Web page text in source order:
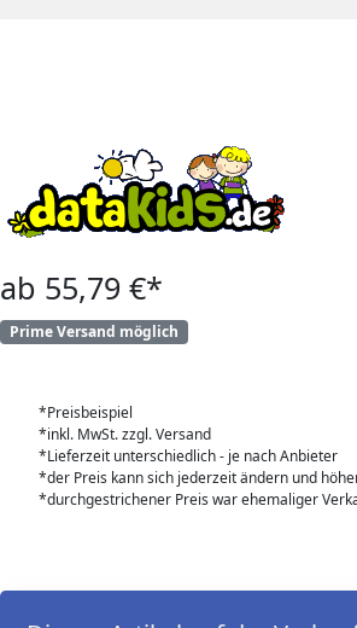
ab 55,79 €*
Prime Versand möglich
*Preisbeispiel
*inkl. MwSt. zzgl. Versand
*Lieferzeit unterschiedlich - je nach Anbieter
*der Preis kann sich jederzeit ändern und
*durchgestrichener Preis war ehemaliger